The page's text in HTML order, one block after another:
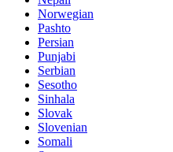
Norwegian
Pashto
Persian
Punjabi
Serbian
Sesotho
Sinhala
Slovak
Slovenian
Somali